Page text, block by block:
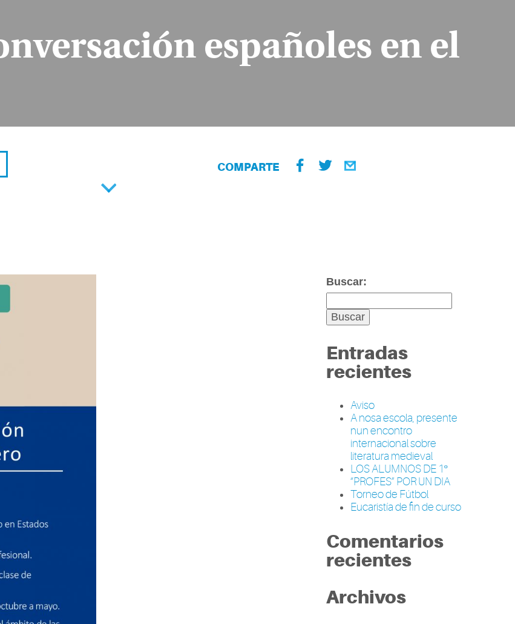
españoles en el
COMPARTE
Buscar:
Entradas
recientes
Aviso
A nosa escola, presente
nun encontro
internacional sobre
literatura medieval
LOS ALUMNOS DE 1º
“PROFES” POR UN DIA
Torneo de Fútbol
Eucaristía de fin de curso
Comentarios
recientes
Archivos